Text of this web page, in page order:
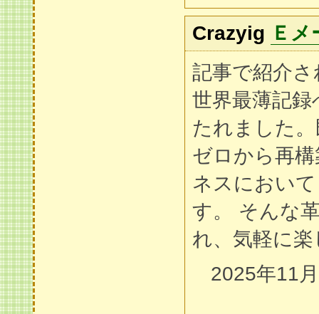
Crazyig Ｅメ
記事で紹介
世界最薄記
たれました
ゼロから再
ネスにおい
す。 そんな
れ、気軽に
2025年11